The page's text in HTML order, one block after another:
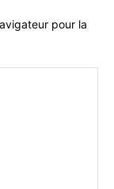
pour la